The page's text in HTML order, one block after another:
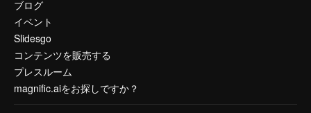
ブログ
イベント
Slidesgo
コンテンツを販売する
プレスルーム
magnific.aiをお探しですか？